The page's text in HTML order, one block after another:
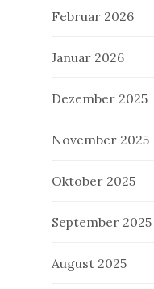
Februar 2026
Januar 2026
Dezember 2025
November 2025
Oktober 2025
September 2025
August 2025